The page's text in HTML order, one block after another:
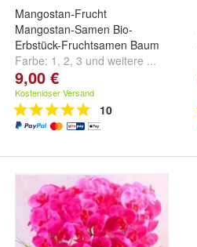
Mangostan-Frucht
Mangostan-Samen Bio-
Erbstück-Fruchtsamen Baum
Farbe: 1 , 2, 3 und weitere ...
9,00 €
Kostenloser Versand
10